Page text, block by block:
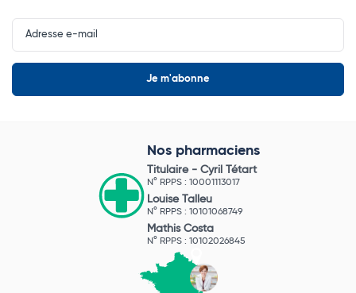
Input
Newsletter
Nos pharmaciens
Titulaire - Cyril Tétart
N° RPPS : 10001113017
Louise Talleu
N° RPPS : 10101068749
Mathis Costa
N° RPPS : 10102026845